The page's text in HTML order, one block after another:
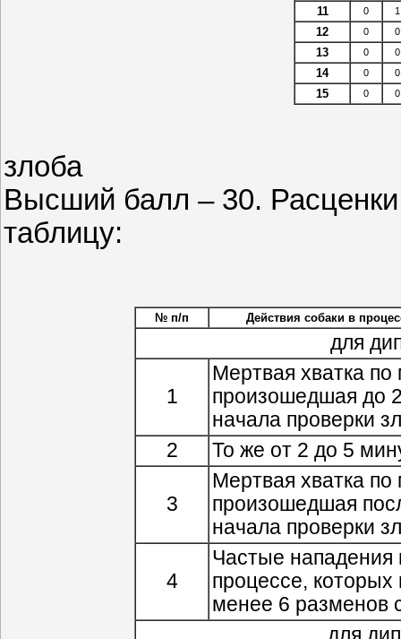
11 0 1
12 0 0
13 0 0
14 0 0
15 0 0
злоба
Высший балл – 30.
таблицу:
№ п/п Действия собаки в
для
1
Мертвая хватка по
произошедшая до
начала проверки
2
То же от 2 до 5
3
Мертвая хватка по
произошедшая
начала проверки
4
Частые нападения
процессе, которых
менее 6 разменов